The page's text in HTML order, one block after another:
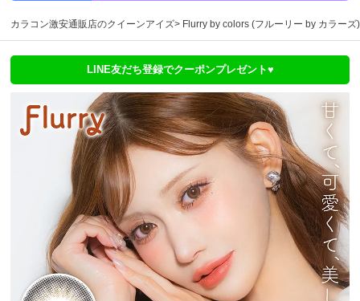
カラコン激安通販店のクイーンアイズ Flurry by colors (フルーリー by カラーズ)
LINE友だち登録でクーポンプレゼント♥